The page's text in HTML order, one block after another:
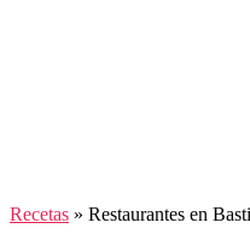
Recetas » Restaurantes en